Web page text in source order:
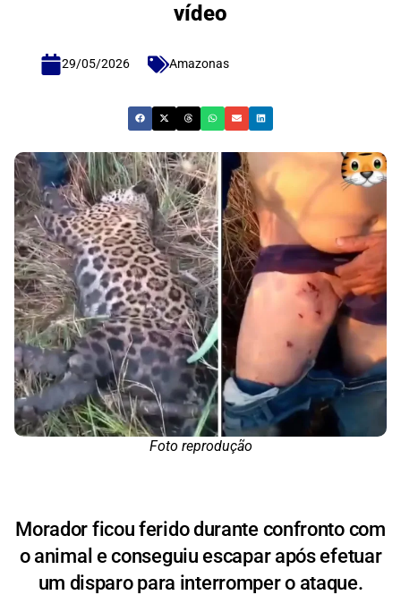
vídeo
29/05/2026 Amazonas
Foto reprodução
Morador ficou ferido durante confronto com
o animal e conseguiu escapar após efetuar
um disparo para interromper o ataque.